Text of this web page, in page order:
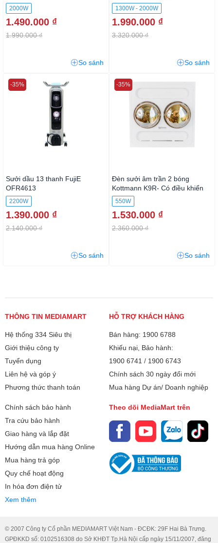
2000W
1.490.000 ₫
1.990.000 ₫
So sánh
1300W - 2000W
1.990.000 ₫
3.320.000 ₫
So sánh
Sưởi dầu 13 thanh FujiE
OFR4613
2200W
1.390.000 ₫
2.140.000 ₫
-35%
So sánh
Đèn sưởi âm trần 2 bóng
Kottmann K9R- Có điều khiển
550W
1.530.000 ₫
2.360.000 ₫
-35%
So sánh
THÔNG TIN MEDIAMART
Hệ thống 334 Siêu thị
Giới thiệu công ty
Tuyển dụng
Liên hệ và góp ý
Phương thức thanh toán
HỖ TRỢ KHÁCH HÀNG
Bán hàng: 1900 6788
Khiếu nại, Bảo hành:
1900 6741 / 1900 6743
Chính sách 30 ngày đổi mới
Mua hàng Dự án/ Doanh nghiệp
Chính sách bảo hành
Tra cứu bảo hành
Giao hàng và lắp đặt
Hướng dẫn mua hàng Online
Mua hàng trả góp
Quy chế hoạt động
In hóa đơn điện tử
Xem thêm
Theo dõi MediaMart trên
© 2007 Công ty Cổ phần MEDIAMART Việt Nam - ĐCĐK: 29F Hai Bà Trưng.
GPĐKKD số: 0102516308 do Sở KHĐT Tp.Hà Nội cấp ngày 15/11/2007, đăng